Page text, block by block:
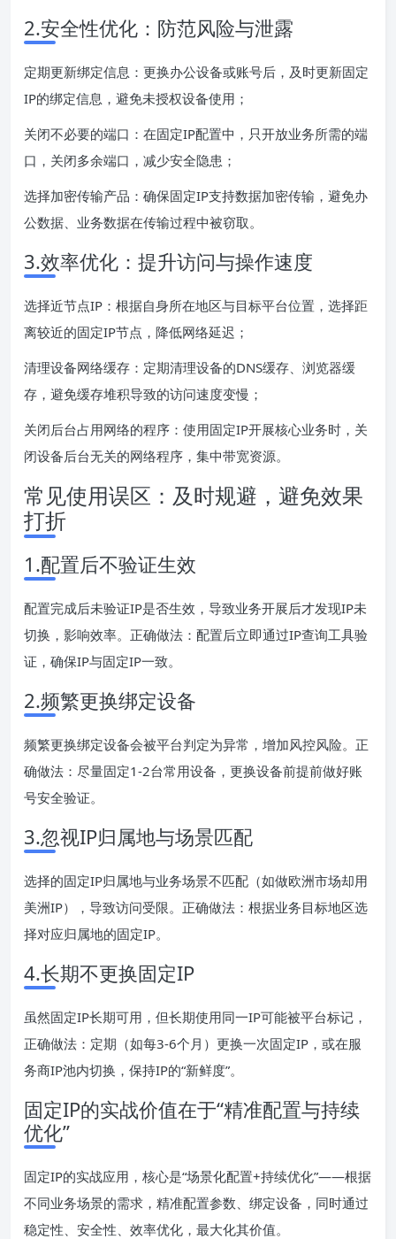
2.安全性优化：防范风险与泄露
定期更新绑定信息：更换办公设备或账号后，及时更新固定
IP的绑定信息，避免未授权设备使用；
关闭不必要的端口：在固定IP配置中，只开放业务所需的端
口，关闭多余端口，减少安全隐患；
选择加密传输产品：确保固定IP支持数据加密传输，避免办
公数据、业务数据在传输过程中被窃取。
3.效率优化：提升访问与操作速度
选择近节点IP：根据自身所在地区与目标平台位置，选择距
离较近的固定IP节点，降低网络延迟；
清理设备网络缓存：定期清理设备的DNS缓存、浏览器缓
存，避免缓存堆积导致的访问速度变慢；
关闭后台占用网络的程序：使用固定IP开展核心业务时，关
闭设备后台无关的网络程序，集中带宽资源。
常见使用误区：及时规避，避免效果
打折
1.配置后不验证生效
配置完成后未验证IP是否生效，导致业务开展后才发现IP未
切换，影响效率。正确做法：配置后立即通过IP查询工具验
证，确保IP与固定IP一致。
2.频繁更换绑定设备
频繁更换绑定设备会被平台判定为异常，增加风控风险。正
确做法：尽量固定1-2台常用设备，更换设备前提前做好账
号安全验证。
3.忽视IP归属地与场景匹配
选择的固定IP归属地与业务场景不匹配（如做欧洲市场却用
美洲IP），导致访问受限。正确做法：根据业务目标地区选
择对应归属地的固定IP。
4.长期不更换固定IP
虽然固定IP长期可用，但长期使用同一IP可能被平台标记，
正确做法：定期（如每3-6个月）更换一次固定IP，或在服
务商IP池内切换，保持IP的“新鲜度”。
固定IP的实战价值在于“精准配置与持续
优化”
固定IP的实战应用，核心是“场景化配置+持续优化”——根据
不同业务场景的需求，精准配置参数、绑定设备，同时通过
稳定性、安全性、效率优化，最大化其价值。